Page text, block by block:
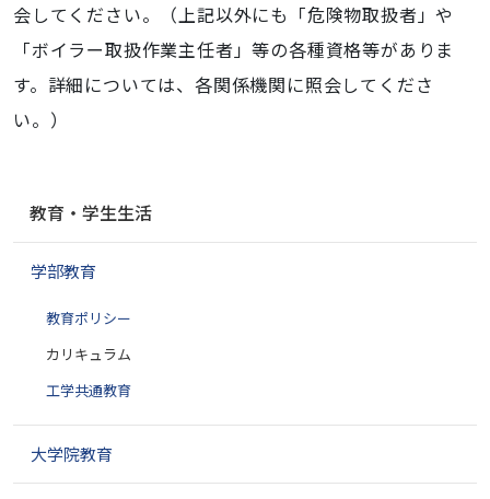
会してください。（上記以外にも「危険物取扱者」や
「ボイラー取扱作業主任者」等の各種資格等がありま
す。詳細については、各関係機関に照会してくださ
い。）
ゲ
教育・学生生活
学部教育
教育ポリシー
カリキュラム
工学共通教育
大学院教育